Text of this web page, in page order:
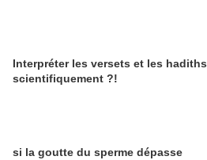
Interpréter les versets et les hadiths
scientifiquement ?!
si la goutte du sperme dépasse